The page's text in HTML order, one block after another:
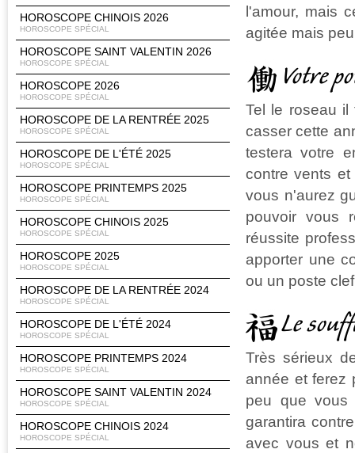
HOROSCOPE CHINOIS 2026
HOROSCOPE SPÉCIAL
HOROSCOPE SAINT VALENTIN 2026
HOROSCOPE SPÉCIAL
HOROSCOPE 2026
HOROSCOPE SPÉCIAL
HOROSCOPE DE LA RENTRÉE 2025
HOROSCOPE SPÉCIAL
HOROSCOPE DE L'ÉTÉ 2025
HOROSCOPE SPÉCIAL
HOROSCOPE PRINTEMPS 2025
HOROSCOPE SPÉCIAL
HOROSCOPE CHINOIS 2025
HOROSCOPE SPÉCIAL
HOROSCOPE 2025
HOROSCOPE SPÉCIAL
HOROSCOPE DE LA RENTRÉE 2024
HOROSCOPE SPÉCIAL
HOROSCOPE DE L'ÉTÉ 2024
HOROSCOPE SPÉCIAL
HOROSCOPE PRINTEMPS 2024
HOROSCOPE SPÉCIAL
HOROSCOPE SAINT VALENTIN 2024
HOROSCOPE SPÉCIAL
HOROSCOPE CHINOIS 2024
HOROSCOPE SPÉCIAL
l'amour, mais
agitée mais
Votre
Tel le roseau
casser cette
testera votre
contre vents
vous n'aurez
pouvoir vous
réussite
apporter une
ou un poste
Le
Très sérieux
année et ferez
peu que vous
garantira
avec vous et